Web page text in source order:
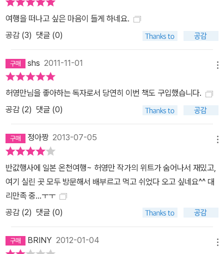
리의 한자명은 청삼(靑森). 푸른 나무들이 빡빡하게 들어선 땅으로
명산과 숲이 많다. 10월 말에는 단풍이 절경을 이룬다. 희소성과 더불
어 냉장 참치의 환상적인 맛을 자랑하는 오오마 참치, 가리비로 만든
회, 무침, 튀김, 내장 요리는 아오모리를 찾은 사람들의 입맛을 사로잡
기에 충분하다. 4. 자연의 거대하고 신비로운 힘이 펼쳐지는 곳 가고
시마 : 가고시마 소주 앞에서는 사케도 힘을 쓰지 못한다. 110여 개의
양조장에서 내놓는 다양한 소주들은 애주가들의 눈과 입을 즐겁게 한
다. 가고시마 흑돼지는 연하고 찰진 식감이 최상급 소고기도 부럽지
모락모락 솟아오르는 지옥 순례 오이타·기타큐슈 : 대규모 온천지대
벳푸는 하얀 연기가 쉬지 않고 뿜어나온다. 시골에서 저녁밥을 지을
때 나오는 꿀뚝 연기 같다. 오븐 카레의 진수를 보여주는 야키카레, 1
60여 개의 점포들이 미로 같은 골목을 따라 옹기종기 모여 있는 탄가
시장의 반찬은 소소한 즐거움을 느낄 수 있게 해준다. 6. 음과 양의 조
다가 어우러지는 정자, 태평양이 한눈에 내려다 보이는 전망대와 노
도부지루와 콩으로 만든 보양식 낫토를 먹으면 속이 든든해진다. 7.
여행을 떠나고 싶은 마음이 들게 하네요.
공감 (3) 댓글 (0)
shs 2011-11-01
허영만님을 좋아하는 독자로서 당연히 이번 책도 구입했습니다.
공감 (2) 댓글 (0)
정아짱 2013-07-05
반값행사에 일본 온천여행~ 허영만 작가의 위트가 숨어나서 재밌고,
여기 실린 곳 모두 방문해서 배부르고 먹고 쉬었다 오고 싶네요^^ 대
리만족 중...ㅜㅜ
공감 (2) 댓글 (0)
BRINY 2012-01-04